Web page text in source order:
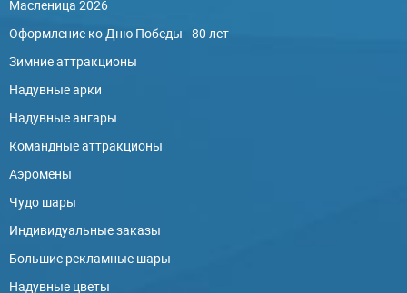
Масленица 2026
Оформление ко Дню Победы - 80 лет
Зимние аттракционы
Надувные арки
Надувные ангары
Командные аттракционы
Аэромены
Чудо шары
Индивидуальные заказы
Большие рекламные шары
Надувные цветы